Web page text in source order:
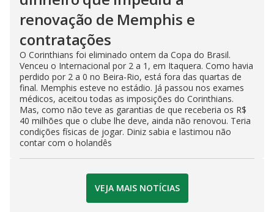
renovação de Memphis e
contratações
O Corinthians foi eliminado ontem da Copa do Brasil.
Venceu o Internacional por 2 a 1, em Itaquera. Como havia
perdido por 2 a 0 no Beira-Rio, está fora das quartas de
final. Memphis esteve no estádio. Já passou nos exames
médicos, aceitou todas as imposições do Corinthians.
Mas, como não teve as garantias de que receberia os R$
40 milhões que o clube lhe deve, ainda não renovou. Teria
condições físicas de jogar. Diniz sabia e lastimou não
contar com o holandês
VEJA MAIS NOTÍCIAS